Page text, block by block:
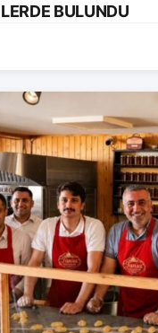
BULUNDU